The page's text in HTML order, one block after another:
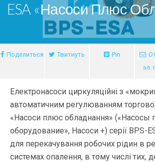
ESA «Насоси Плюс
Поделиться Твитнуть Pin
эл.
Електронасоси циркуляційні з
автоматичним регулюванням
«Насоси плюс обладнання» («Насосы
оборудование», Насоси +) серії BPS-
для перекачування робочих рідин в
системах опалення, в тому числі тих,